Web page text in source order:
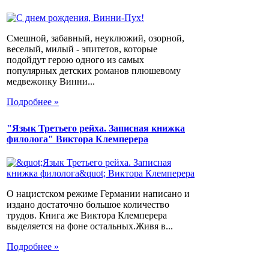
Смешной, забавный, неуклюжий, озорной,
веселый, милый - эпитетов, которые
подойдут герою одного из самых
популярных детских романов плюшевому
медвежонку Винни...
Подробнее »
"Язык Третьего рейха. Записная книжка
филолога" Виктора Клемперера
О нацистском режиме Германии написано и
издано достаточно большое количество
трудов. Книга же Виктора Клемперера
выделяется на фоне остальных.Живя в...
Подробнее »